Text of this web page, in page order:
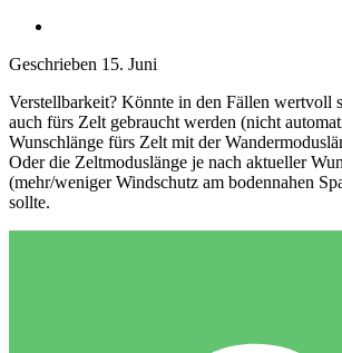
Geschrieben 15. Juni
Verstellbarkeit? Könnte in den Fällen wertvoll
auch fürs Zelt gebraucht werden (nicht
Wunschlänge fürs Zelt mit der
Oder die Zeltmoduslänge je nach aktueller
(mehr/weniger Windschutz am bodennahen
sollte.